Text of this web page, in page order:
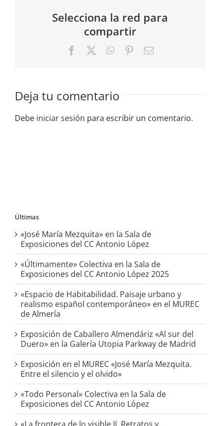
Selecciona la red para
compartir
FacebookWhatsApp
PinterestCorreo
Deja tu comentario
Debe iniciar sesión para escribir un comentario.
Últimas
«José María Mezquita» en la Sala de
Exposiciones del CC Antonio López
«Últimamente» Colectiva en la Sala de
Exposiciones del CC Antonio López 2025
«Espacio de Habitabilidad. Paisaje urbano y
realismo español contemporáneo» en el MUREC
de Almería
Exposición de Caballero Almendáriz «Al sur del
Duero» en la Galería Utopia Parkway de Madrid
Exposición en el MUREC «José María Mezquita.
Entre el silencio y el olvido»
«Todo Personal» Colectiva en la Sala de
Exposiciones del CC Antonio López